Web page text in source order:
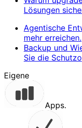
Lösungen
Agentische
mehr erreichen.
Backup und
Sie die
Eigene
Apps.